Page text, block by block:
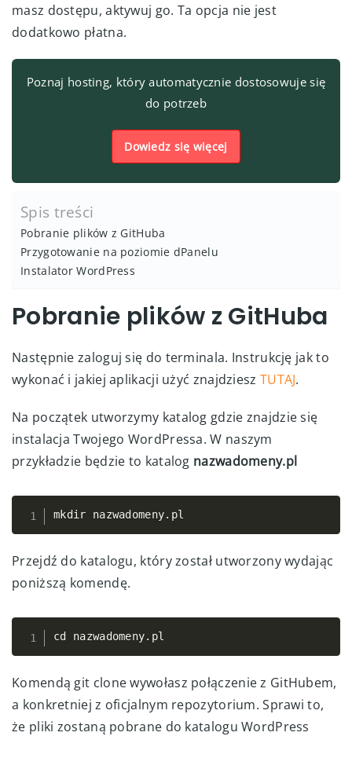
masz dostępu, aktywuj go. Ta opcja nie jest
dodatkowo płatna.
Poznaj hosting, który automatycznie dostosowuje się
do potrzeb
Dowiedz się więcej
Spis treści
Pobranie plików z GitHuba
Przygotowanie na poziomie dPanelu
Instalator WordPress
Pobranie plików z GitHuba
Następnie zaloguj się do terminala. Instrukcję jak to
wykonać i jakiej aplikacji użyć znajdziesz TUTAJ.
Na początek utworzymy katalog gdzie znajdzie się
instalacja Twojego WordPressa. W naszym
przykładzie będzie to katalog nazwadomeny.pl
mkdir nazwadomeny. pl
Przejdź do katalogu, który został utworzony wydając
poniższą komendę.
cd nazwadomeny. pl
Komendą git clone wywołasz połączenie z GitHubem,
a konkretniej z oficjalnym repozytorium. Sprawi to,
że pliki zostaną pobrane do katalogu WordPress